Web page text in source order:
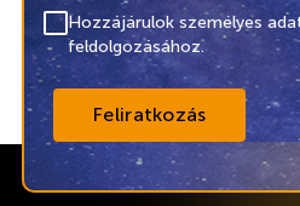
Hozzájárulok személyes
feldolgozásához.